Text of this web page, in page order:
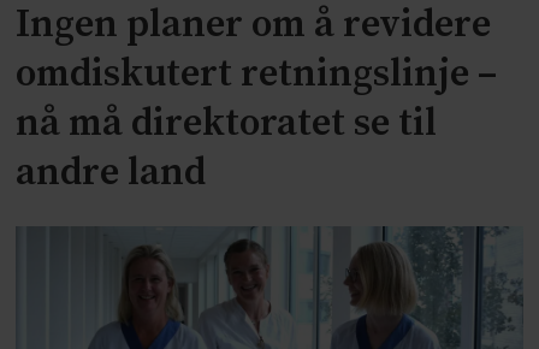
Ingen planer om å revidere
omdiskutert retningslinje –
nå må direktoratet se til
andre land